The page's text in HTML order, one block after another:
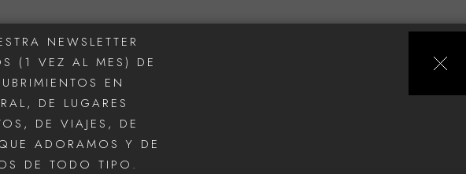
NEWSLETTER
(1 VEZ AL MES) DE
EN
DE LUGARES
DE VIAJES, DE
ADORAMOS Y DE
DE TODO TIPO.